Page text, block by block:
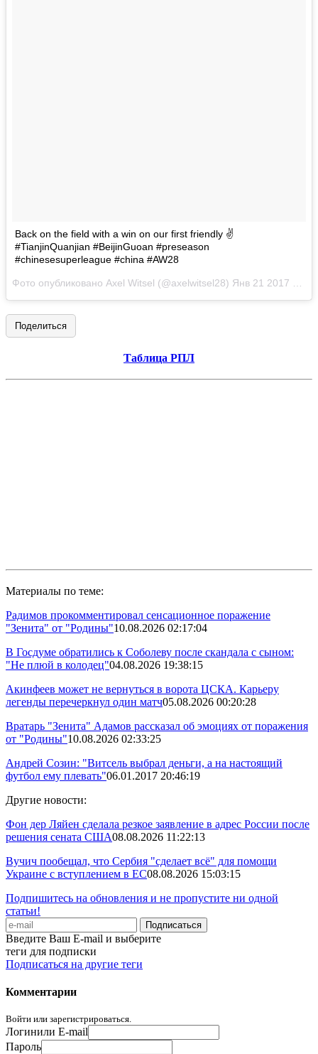
Back on the field with a win on our first friendly ✌
#TianjinQuanjian #BeijinGuoan #preseason
#chinesesuperleague #china #AW28
Фото опубликовано Axel Witsel (@axelwitsel28) Янв 21 2017 в 5:03 PST
Поделиться
Таблица РПЛ
Материалы по теме:
Радимов прокомментировал сенсационное поражение
"Зенита" от "Родины"10.08.2026 02:17:04
В Госдуме обратились к Соболеву после скандала с сыном:
"Не плюй в колодец"04.08.2026 19:38:15
Акинфеев может не вернуться в ворота ЦСКА. Карьеру
легенды перечеркнул один матч05.08.2026 00:20:28
Вратарь "Зенита" Адамов рассказал об эмоциях от поражения
от "Родины"10.08.2026 02:33:25
Андрей Созин: "Витсель выбрал деньги, а на настоящий
футбол ему плевать"06.01.2017 20:46:19
Другие новости:
Фон дер Ляйен сделала резкое заявление в адрес России после
решения сената США08.08.2026 11:22:13
Вучич пообещал, что Сербия "сделает всё" для помощи
Украине с вступлением в ЕС08.08.2026 15:03:15
Подпишитесь на обновления и не пропустите ни одной
статьи!
Введите Ваш E-mail и выберите
теги для подписки
Подписаться на другие теги
Комментарии
Войти или зарегистрироваться.
Логинили E-mail
Пароль